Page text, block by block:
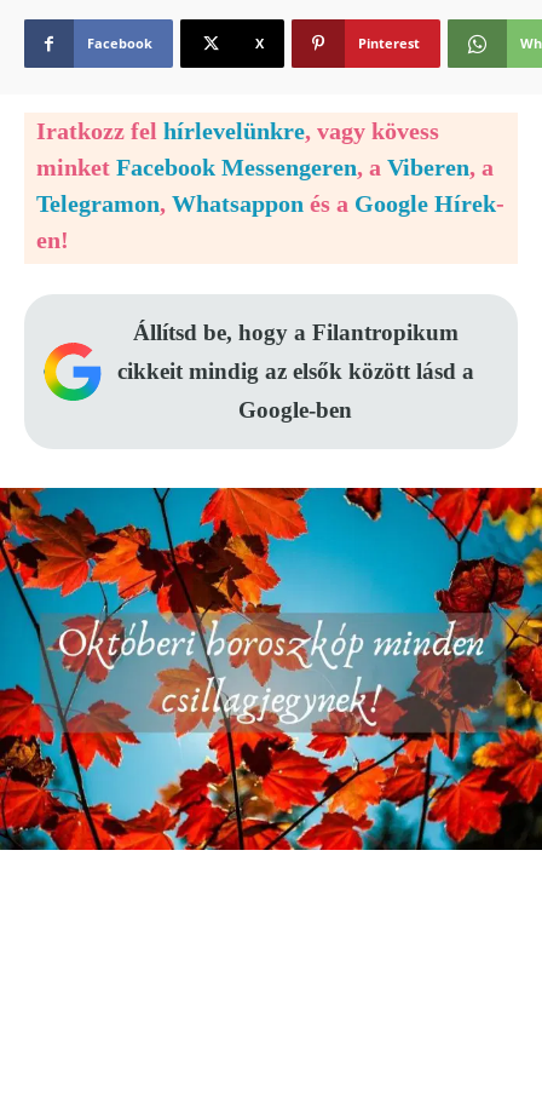
Facebook X Pinterest
Iratkozz fel hírlevelünkre, vagy kövess
minket Facebook Messengeren, a Viberen, a
Telegramon, Whatsappon és a Google Hírek-
en!
Állítsd be, hogy a Filantropikum
cikkeit mindig az elsők között lásd a
Google-ben